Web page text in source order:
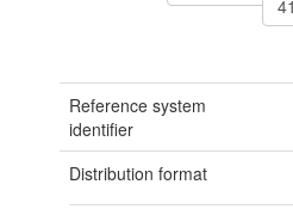
Reference system
identifier
Distribution format